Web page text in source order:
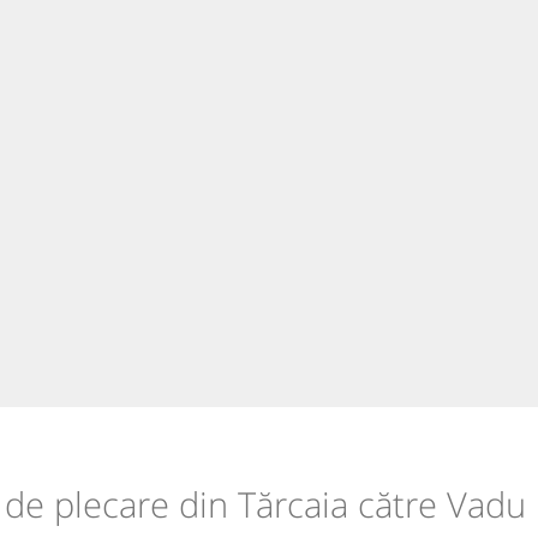
plecare din Tărcaia către